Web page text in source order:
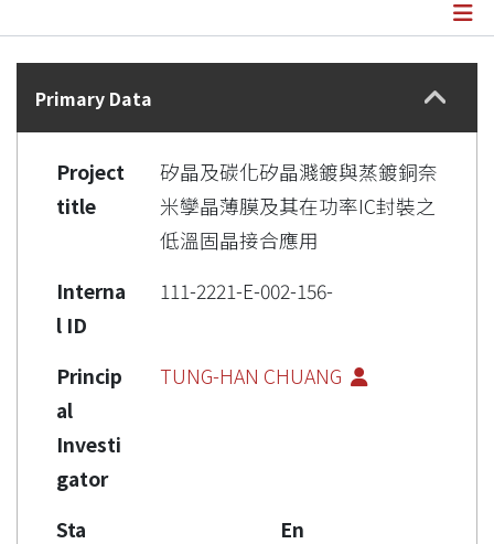
Details
Primary Data
Project
title
矽晶及碳化矽晶濺鍍與蒸鍍銅奈
米孿晶薄膜及其在功率IC封裝之
低溫固晶接合應用
Interna
l ID
111-2221-E-002-156-
Princip
al
Investi
gator
TUNG-HAN CHUANG
Sta
En